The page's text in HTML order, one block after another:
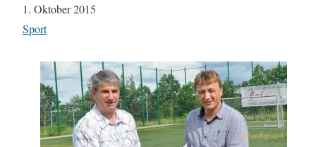
Datum
1. Oktober 2015
In Bezug auf
Sport